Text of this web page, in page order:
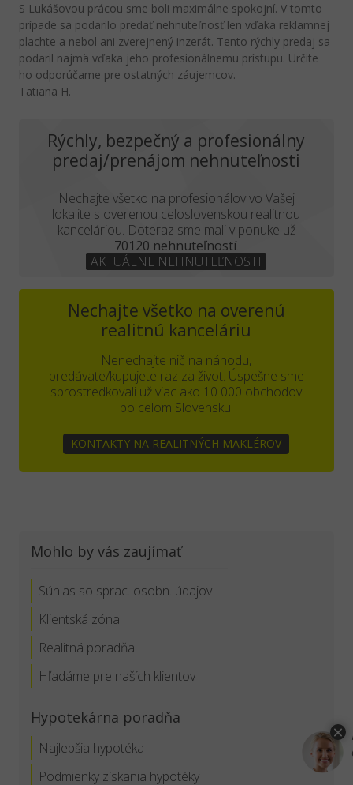
S Lukášovou prácou sme boli maximálne spokojní. V tomto
prípade sa podarilo predať nehnuteľnosť len vďaka reklamnej
plachte a nebol ani zverejnený inzerát. Tento rýchly predaj sa
podaril najmä vďaka jeho profesionálnemu prístupu. Určite
ho odporúčame pre ostatných záujemcov.
Tatiana H.
Rýchly, bezpečný a profesionálny
predaj/prenájom nehnuteľnosti
Nechajte všetko na profesionálov vo Vašej
lokalite s overenou celoslovenskou realitnou
kanceláriou. Doteraz sme mali v ponuke už
70120 nehnuteľností.
AKTUÁLNE NEHNUTEĽNOSTI
Nechajte všetko na overenú
realitnú kanceláriu
Nenechajte nič na náhodu,
predávate/kupujete raz za život. Úspešne sme
sprostredkovali už viac ako 10 000 obchodov
po celom Slovensku.
KONTAKTY NA REALITNÝCH MAKLÉROV
Mohlo by vás zaujímať
Súhlas so sprac. osobn. údajov
Klientská zóna
Realitná poradňa
Hľadáme pre naších klientov
Hypotekárna poradňa
Najlepšia hypotéka
Podmienky získania hypotéky